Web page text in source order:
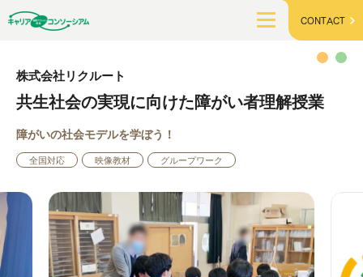
CONTACT
株式会社リクルート
共生社会の実現に向けた障がい者理解授業
障がいの社会モデルを学ぼう！
全国対応 映像教材 グループワーク